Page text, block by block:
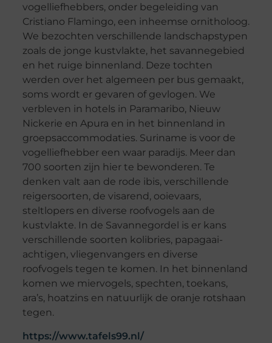
vogelliefhebbers, onder begeleiding van
Cristiano Flamingo, een inheemse ornitholoog.
We bezochten verschillende landschapstypen
zoals de jonge kustvlakte, het savannegebied
en het ruige binnenland. Deze tochten
werden over het algemeen per bus gemaakt,
soms wordt er gevaren of gevlogen. We
verbleven in hotels in Paramaribo, Nieuw
Nickerie en Apura en in het binnenland in
groepsaccommodaties. Suriname is voor de
vogelliefhebber een waar paradijs. Meer dan
700 soorten zijn hier te bewonderen. Te
denken valt aan de rode ibis, verschillende
reigersoorten, de visarend, ooievaars,
steltlopers en diverse roofvogels aan de
kustvlakte. In de Savannegordel is er kans
verschillende soorten kolibries, papagaai-
achtigen, vliegenvangers en diverse
roofvogels tegen te komen. In het binnenland
komen we miervogels, spechten, toekans,
ara’s, hoatzins en natuurlijk de oranje rotshaan
tegen.
https://www.tafels99.nl/